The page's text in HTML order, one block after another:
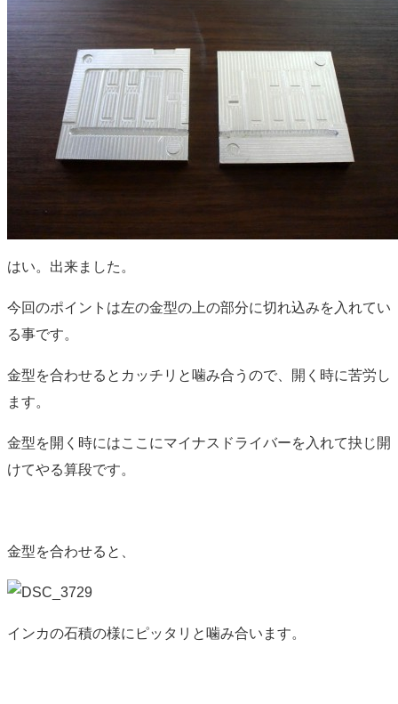
はい。出来ました。
今回のポイントは左の金型の上の部分に切れ込みを入れてい
る事です。
金型を合わせるとカッチリと噛み合うので、開く時に苦労し
ます。
金型を開く時にはここにマイナスドライバーを入れて抉じ開
けてやる算段です。
金型を合わせると、
インカの石積の様にピッタリと噛み合います。